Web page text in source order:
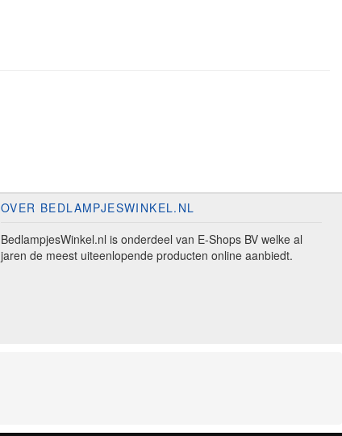
OVER BEDLAMPJESWINKEL.NL
BedlampjesWinkel.nl is onderdeel van E-Shops BV welke al
jaren de meest uiteenlopende producten online aanbiedt.